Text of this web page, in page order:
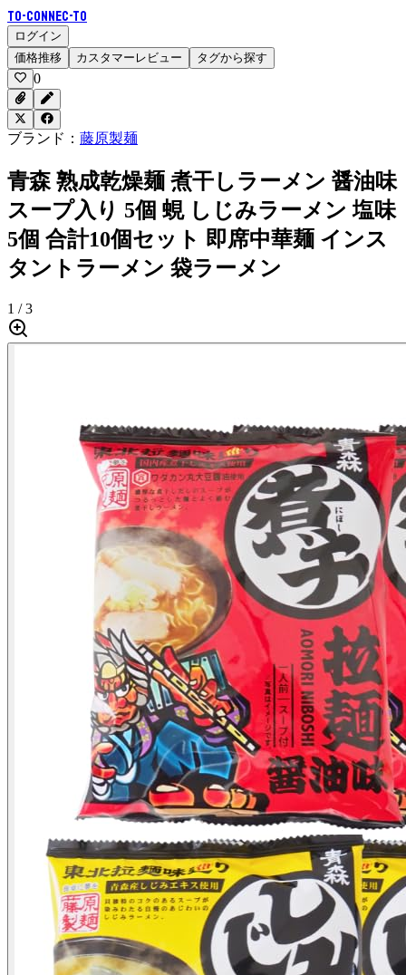
To-Connec-TO
ログイン
価格推移
カスタマーレビュー タグから探す
0
ブランド： 藤原製麺
青森 熟成乾燥麺 煮干しラーメン 醤油味
スープ入り 5個 蜆 しじみラーメン 塩味
5個 合計10個セット 即席中華麺 インス
タントラーメン 袋ラーメン
1 / 3